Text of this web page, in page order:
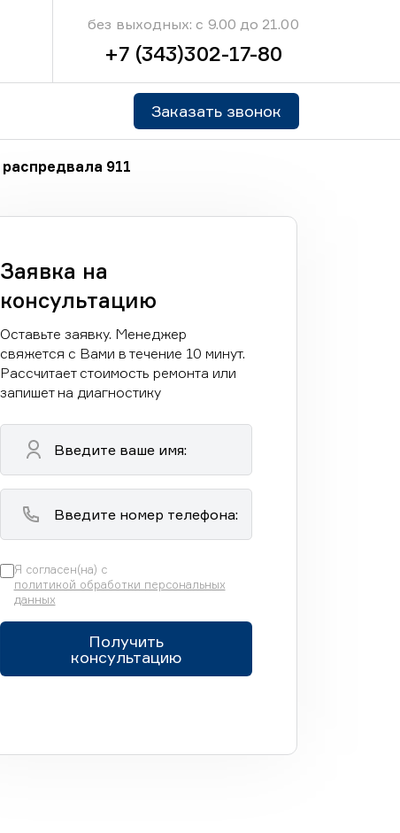
без выходных: с 9.00 до 21.00
+7 (343)302-17-80
Заказать звонок
911
Заявка на
консультацию
Оставьте заявку. Менеджер
свяжется с Вами в течение 10 минут.
Рассчитает стоимость ремонта или
запишет на диагностику
Я согласен(на) с
политикой обработки персональных
данных
Получить
консультацию